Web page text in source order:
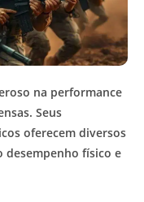
na performance
Seus
oferecem diversos
desempenho físico e